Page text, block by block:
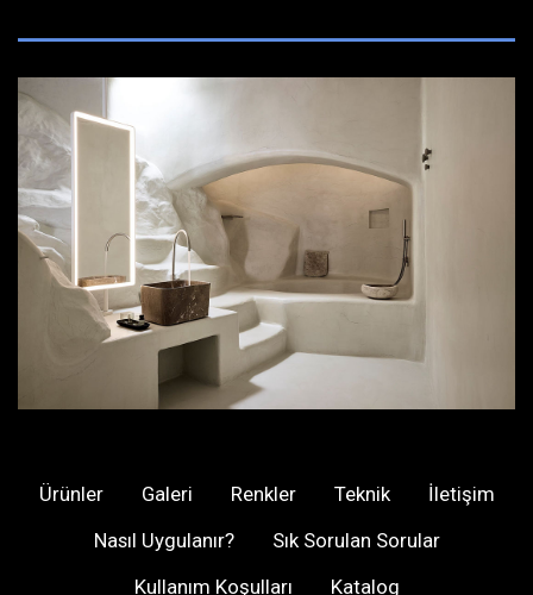
Ürünler Galeri Renkler Teknik
İletişim
Nasıl Uygulanır?
Sık Sorulan Sorular
Kullanım Koşulları
Katalog